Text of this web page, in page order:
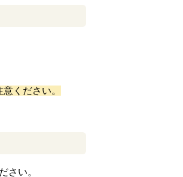
ください。
さい。